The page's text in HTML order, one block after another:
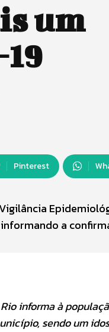
um
Pinterest
a
informa à
sendo um